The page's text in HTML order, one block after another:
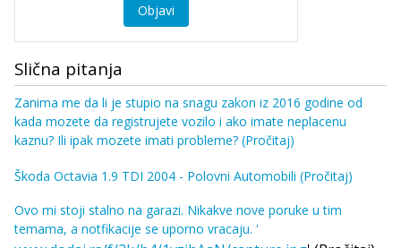
Objavi
Slična pitanja
Zanima me da li je stupio na snagu zakon iz 2016 godine od
kada mozete da registrujete vozilo i ako imate neplacenu
kaznu? Ili ipak mozete imati probleme? (Pročitaj)
Škoda Octavia 1.9 TDI 2004 - Polovni Automobili (Pročitaj)
Ovo mi stoji stalno na garazi. Nikakve nove poruke u tim
temama, a notfikacije se uporno vracaju. '